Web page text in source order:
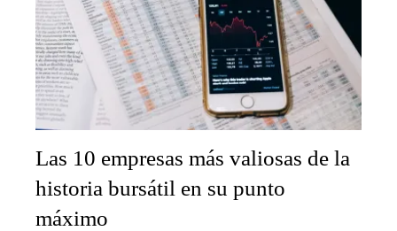
Las 10 empresas más valiosas de la
historia bursátil en su punto
máximo